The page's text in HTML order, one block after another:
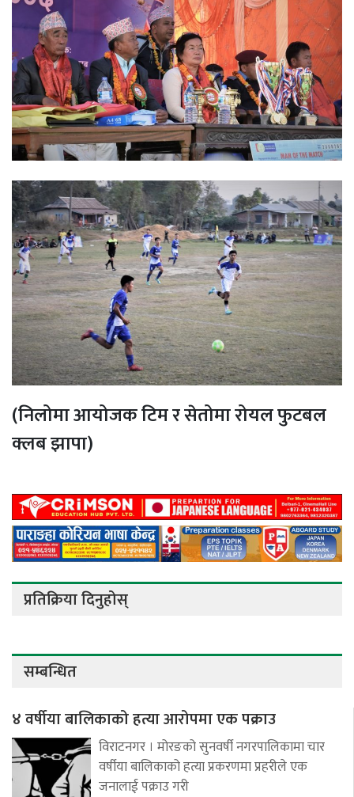
(निलोमा आयोजक टिम र सेतोमा रोयल फुटबल
क्लब झापा)
प्रतिक्रिया दिनुहोस्
सम्बन्धित
४ वर्षीया बालिकाको हत्या आरोपमा एक पक्राउ
विराटनगर । मोरङको सुनवर्षी नगरपालिकामा चार
वर्षीया बालिकाको हत्या प्रकरणमा प्रहरीले एक
जनालाई पक्राउ गरी